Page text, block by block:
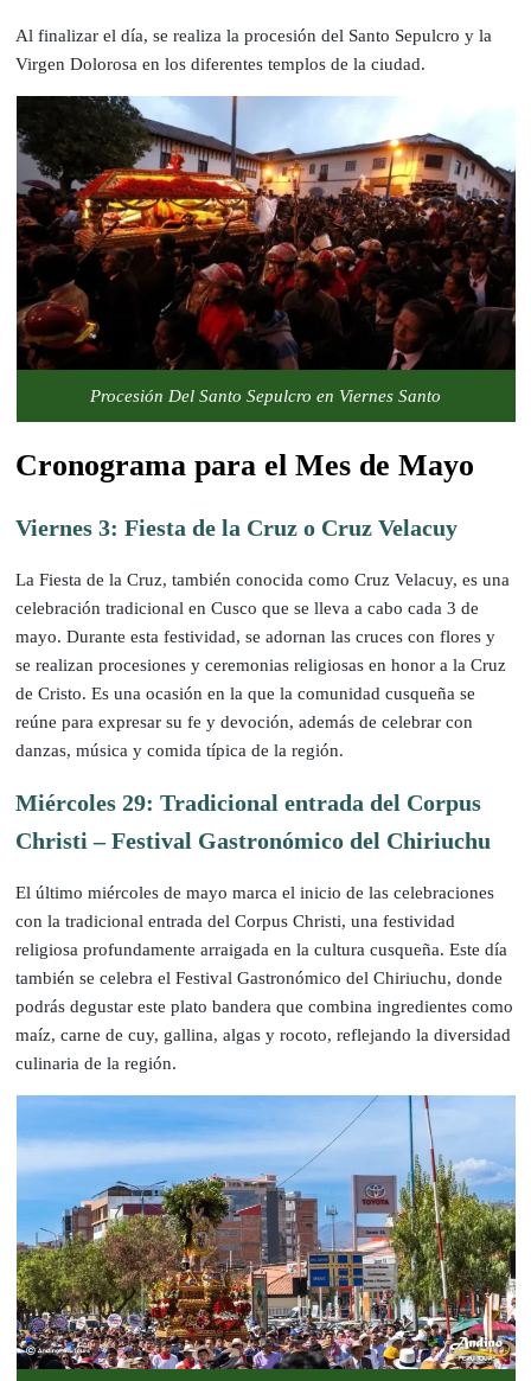
Al finalizar el día, se realiza la procesión del Santo Sepulcro y la
Virgen Dolorosa en los diferentes templos de la ciudad.
Procesión Del Santo Sepulcro en Viernes Santo
Cronograma para el Mes de Mayo
Viernes 3: Fiesta de la Cruz o Cruz Velacuy
La Fiesta de la Cruz, también conocida como Cruz Velacuy, es una
celebración tradicional en Cusco que se lleva a cabo cada 3 de
mayo. Durante esta festividad, se adornan las cruces con flores y
se realizan procesiones y ceremonias religiosas en honor a la Cruz
de Cristo. Es una ocasión en la que la comunidad cusqueña se
reúne para expresar su fe y devoción, además de celebrar con
danzas, música y comida típica de la región.
Miércoles 29: Tradicional entrada del Corpus
Christi – Festival Gastronómico del Chiriuchu
El último miércoles de mayo marca el inicio de las celebraciones
con la tradicional entrada del Corpus Christi, una festividad
religiosa profundamente arraigada en la cultura cusqueña. Este día
también se celebra el Festival Gastronómico del Chiriuchu, donde
podrás degustar este plato bandera que combina ingredientes como
maíz, carne de cuy, gallina, algas y rocoto, reflejando la diversidad
culinaria de la región.